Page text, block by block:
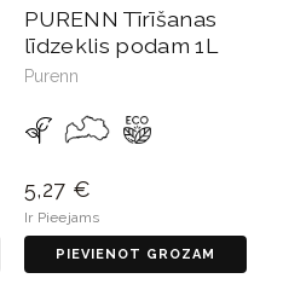
PURENN Tīrīšanas
līdzeklis podam 1L
Purenn
5,27 €
Ir Pieejams
PIEVIENOT GROZAM